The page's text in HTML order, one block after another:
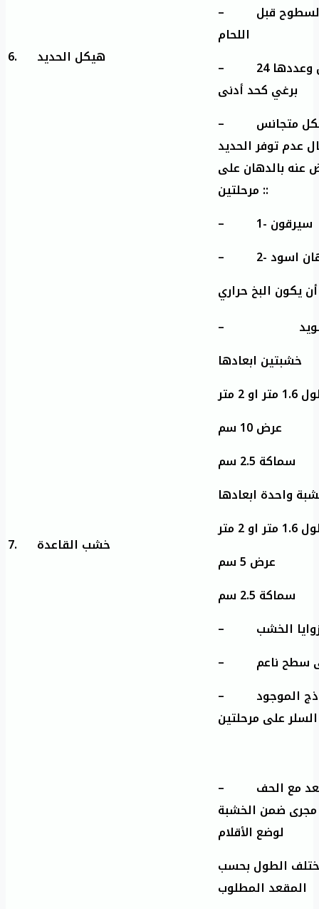
6. هيكل الحديد
– المحافظة على تطابق جميع السطوح قبل
اللحام
– يتم ثقب مكان البراغي قبل الدهان وعددها 24
برغي كحد أدنى
– دهان الحديد بلون أسود بشكل متجانس
عدم توفر الحديد
عنه بالدهان على
مرحلتين ::
– 1- سيرقون
دهان اسود
يكون البخ حراري
7. خشب القاعدة
خشبتين ابعادها
او 2 متر
عرض 10 سم
سماكة 2.5 سم
واحدة ابعادها
او 2 متر
عرض 5 سم
سماكة 2.5 سم
الخشب
سطح ناعم
– دهان الخشب لون جوزي وفق النموذج الموجود
على مرحلتين
– تلف جميع زوايا خشبة سطح المقعد مع الحف
مجرى ضمن الخشبة
لوضع الأقلام
38.5 سم ويختلف الطول بحسب
المقعد المطلوب